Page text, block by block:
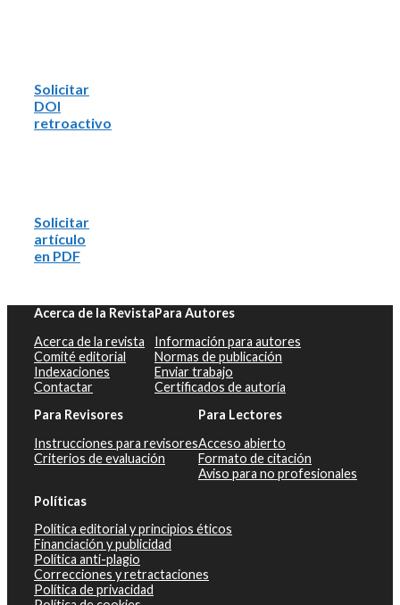
Solicitar
DOI
retroactivo
Solicitar
artículo
en PDF
Acerca de la Revista
Acerca de la revista
Comité editorial
Indexaciones
Contactar
Para Autores
Información para autores
Normas de publicación
Enviar trabajo
Certificados de autoría
Para Revisores
Instrucciones para revisores
Criterios de evaluación
Para Lectores
Acceso abierto
Formato de citación
Aviso para no profesionales
Políticas
Política editorial y principios éticos
Financiación y publicidad
Política anti-plagio
Correcciones y retractaciones
Política de privacidad